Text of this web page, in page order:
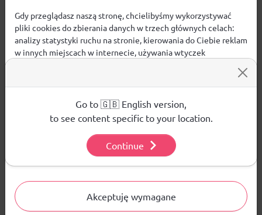
Kolor:
biały
Opinie
ŚREDNIA OCENA:
Nie ma jeszcze żadnej recenzji produktu
Gdy przeglądasz naszą stronę, chcielibyśmy wykorzystywać
pliki cookies do zbierania danych w trzech głównych celach:
analizy statystyki ruchu na stronie, kierowania do Ciebie reklam
w innych miejscach w internecie, używania wtyczek
używanych plików cookies.
Aby dowiedzieć się więcej o plikach cookie i tym, jak
wykorzystujemy Twoje dane, odwiedź naszą Polityką
Akceptuję wymagane
Go to 🇬🇧 English version,
to see content specific to your location.
Continue